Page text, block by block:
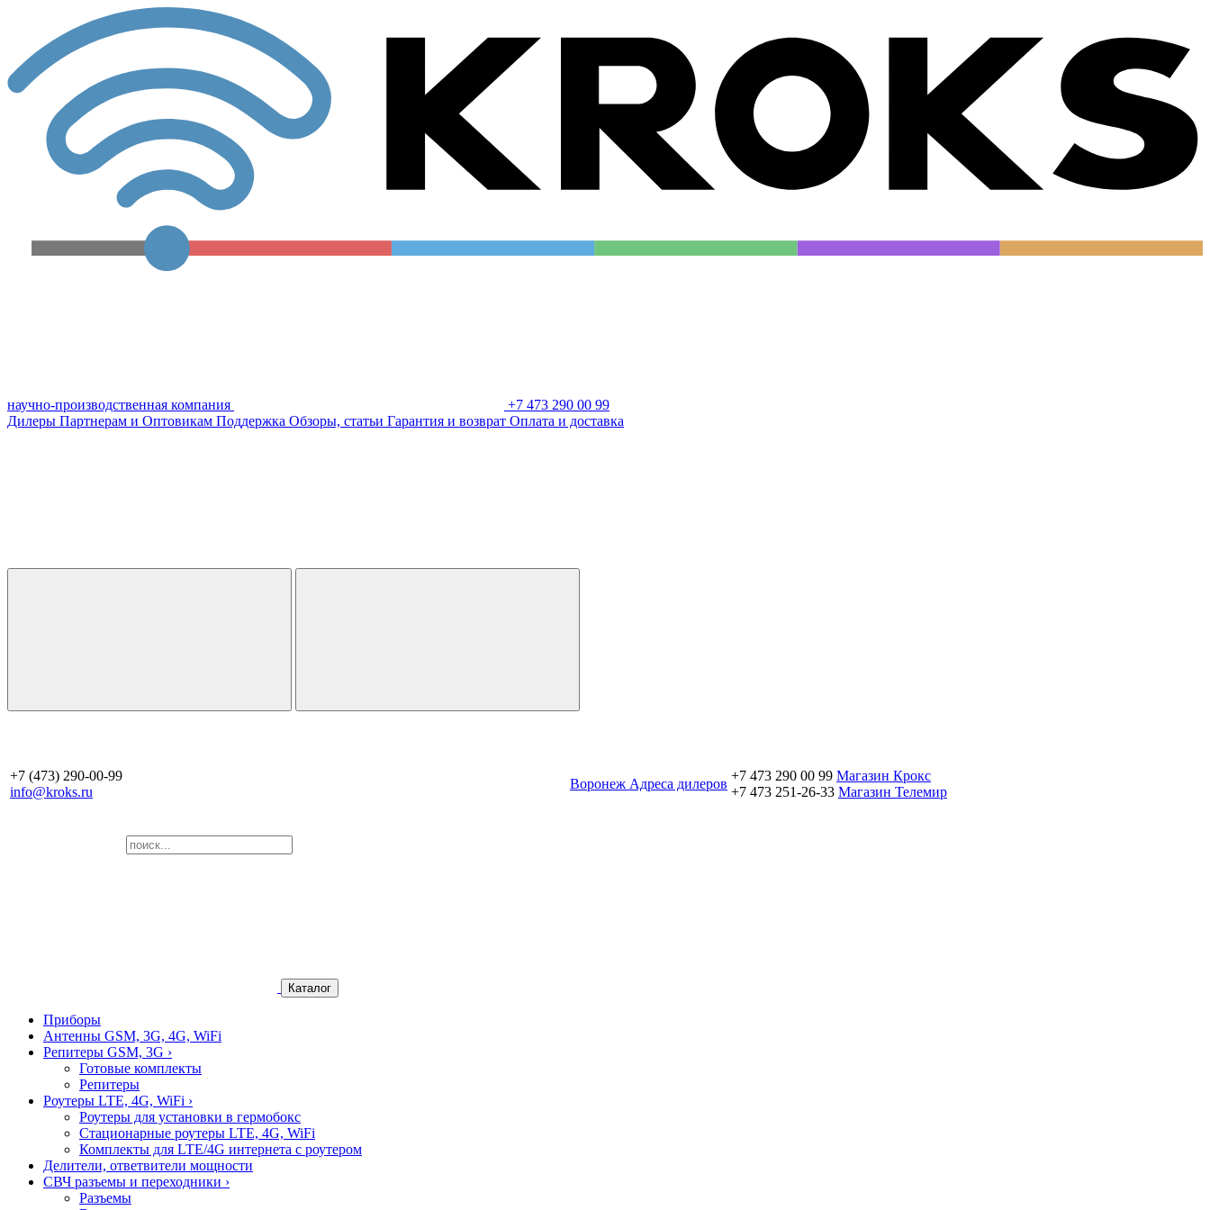
научно-производственная компания
+7 473 290 00 99
Дилеры Партнерам и Оптовикам Поддержка Обзоры, статьи Гарантия и возврат Оплата и доставка
+7 (473) 290-00-99
info@kroks.ru
Воронеж Aдреса дилеров
+7 473 290 00 99 Магазин Крокс
+7 473 251-26-33 Магазин Телемир
Каталог
Приборы
Антенны GSM, 3G, 4G, WiFi
Репитеры GSM, 3G ›
Готовые комплекты
Репитеры
Роутеры LTE, 4G, WiFi ›
Роутеры для установки в гермобокс
Стационарные роутеры LTE, 4G, WiFi
Комплекты для LTE/4G интернета с роутером
Делители, ответвители мощности
СВЧ разъемы и переходники ›
Разъемы